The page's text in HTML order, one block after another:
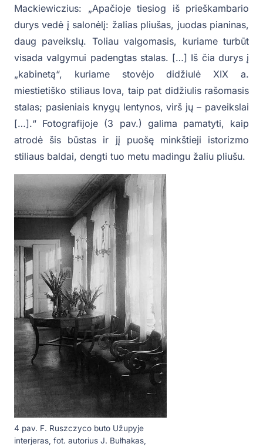
Mackiewiczius: „Apačioje tiesiog iš prieškambario
durys vedė į salonėlį: žalias pliušas, juodas pianinas,
daug paveikslų. Toliau valgomasis, kuriame turbūt
visada valgymui padengtas stalas. […] Iš čia durys į
„kabinetą“, kuriame stovėjo didžiulė XIX a.
miestietiško stiliaus lova, taip pat didžiulis rašomasis
stalas; pasieniais knygų lentynos, virš jų – paveikslai
[…].“ Fotografijoje (3 pav.) galima pamatyti, kaip
atrodė šis būstas ir jį puošę minkštieji istorizmo
stiliaus baldai, dengti tuo metu madingu žaliu pliušu.
4 pav. F. Ruszczyco buto Užupyje
interjeras, fot. autorius J. Bułhakas,